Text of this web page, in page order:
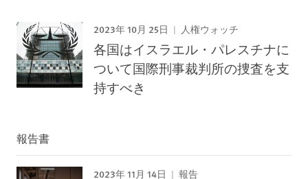
2023年 10月 25日 人権ウォッチ
各国はイスラエル・パレスチナに
ついて国際刑事裁判所の捜査を支
持すべき
報告書
2023年 11月 14日 報告